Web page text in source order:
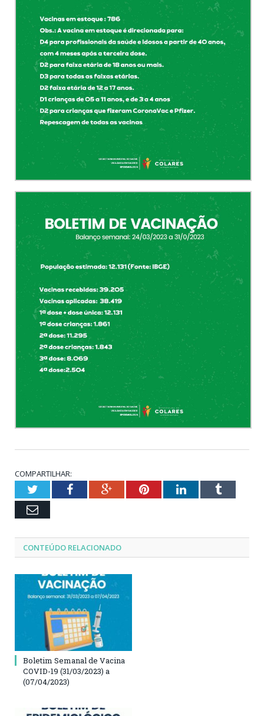
COMPARTILHAR:
TwitterFacebookGoogle+PinterestLinkedInTumblr
Email
CONTEÚDO RELACIONADO
Boletim Semanal de Vacina
COVID-19 (31/03/2023) a
(07/04/2023)